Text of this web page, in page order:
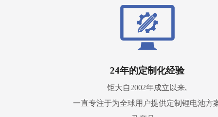
24年的定制化经验
钜大自2002年成立以来,
一直专注于为全球用户提供定制锂电池方